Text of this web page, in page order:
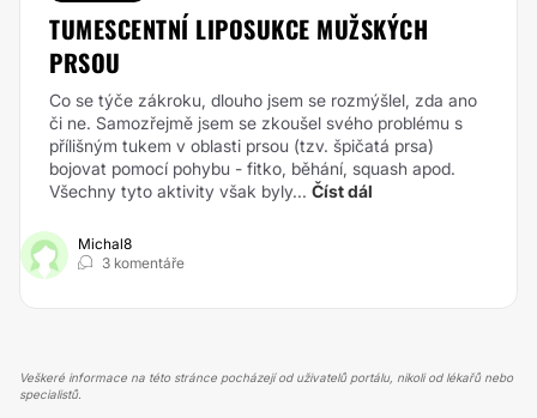
TUMESCENTNÍ LIPOSUKCE MUŽSKÝCH
PRSOU
Co se týče zákroku, dlouho jsem se rozmýšlel, zda ano
či ne. Samozřejmě jsem se zkoušel svého problému s
přílišným tukem v oblasti prsou (tzv. špičatá prsa)
bojovat pomocí pohybu - fitko, běhání, squash apod.
Všechny tyto aktivity však byly... Číst dál
Michal8
3 komentáře
Veškeré informace na této stránce pocházejí od uživatelů portálu, nikoli od lékařů nebo
specialistů.